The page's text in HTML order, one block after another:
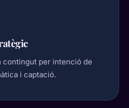
contingut per intenció de
i captació.